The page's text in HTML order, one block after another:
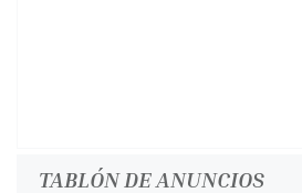
TABLÓN DE ANUNCIOS